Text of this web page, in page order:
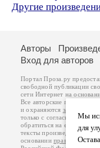
Другие
Мы
для
Авторы
Вход для авторов
Портал Проза.ру
свободной публикации
сети Интернет на
Все авторские права на
и охраняются законом
.
только с согласия его
обратиться на его
тексты произведений
основанииправил